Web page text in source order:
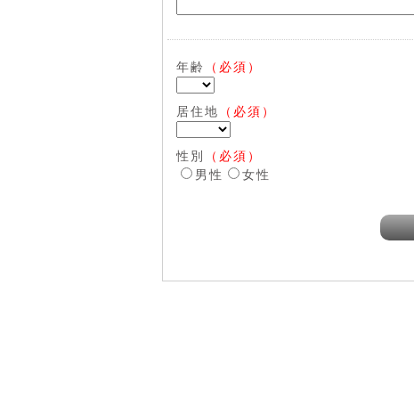
年齢 （必須）
居住地 （必須）
性別
（必須）
男性
女性